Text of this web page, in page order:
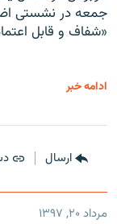
جمعه در نشستی
«شفاف و قابل
ادامه خبر
ارسال
مرداد ۲۰, ۱۳۹۷